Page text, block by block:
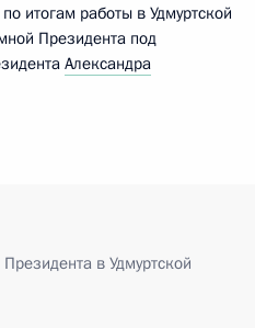
итогам работы в Удмуртской
Президента под
Александра
в Удмуртской